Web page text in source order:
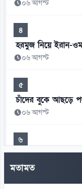
০৬ আগস্ট
৪
হরমুজ নিয়ে ইরান-
০৬ আগস্ট
৫
চাঁদের বুকে আছড়ে
০৬ আগস্ট
৬
রিপাবলিক বাংলা
০৬ আগস্ট
মতামত